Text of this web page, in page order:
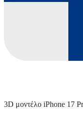
3D μοντέλο iPhone 17